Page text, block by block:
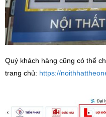
Quý khách hàng cũng có thể
trang chủ: https://